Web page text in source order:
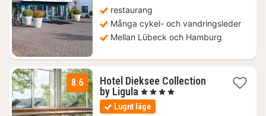
kr.
restaurang
Många cykel- och vandringsleder
Mellan Lübeck och Hamburg
8.6
Hotel Dieksee Collection
by Ligula 1
natt
från
, 4 Stjärnor
Lugnt läge